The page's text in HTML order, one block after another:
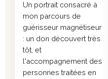
Un portrait consacré à
mon parcours de
guérisseur magnétiseur
: un don découvert très
tôt, et
l'accompagnement des
personnes traitées en